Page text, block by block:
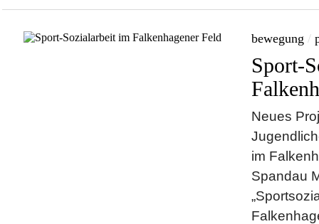
bewegung /
Sport-
Neues
im
Spandau